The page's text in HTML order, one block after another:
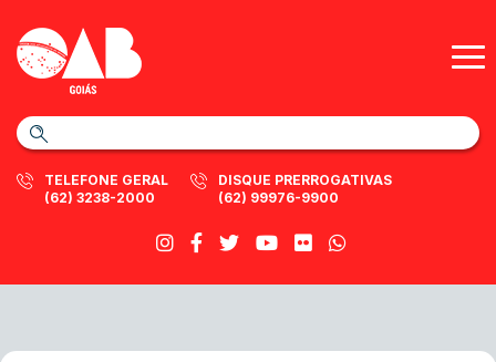
TELEFONE GERAL
(62) 3238-2000
DISQUE PRERROGATIVAS
(62) 99976-9900